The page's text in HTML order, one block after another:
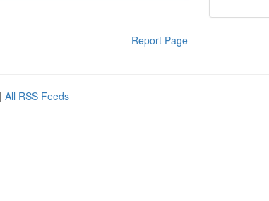
Report Page
| All RSS Feeds